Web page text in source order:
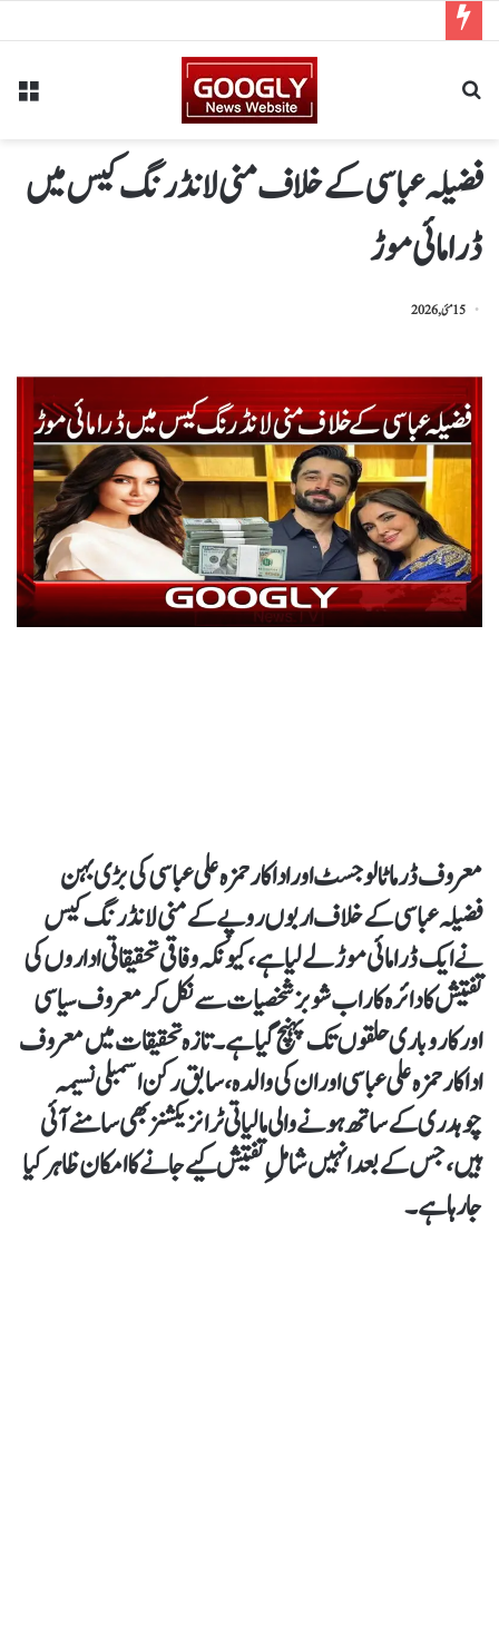
فضیلہ عباسی کے خلاف منی لانڈرنگ کیس میں
ڈرامائی موڑ
15 مئی, 2026
معروف ڈرماٹالوجسٹ اور اداکار حمزہ علی عباسی کی بڑی بہن
فضیلہ عباسی کے خلاف اربوں روپے کے منی لانڈرنگ کیس
نے ایک ڈرامائی موڑ لے لیا ہے، کیونکہ وفاقی تحقیقاتی اداروں کی
تفتیش کا دائرہ کار اب شوبز شخصیات سے نکل کر معروف سیاسی
اور کاروباری حلقوں تک پہنچ گیا ہے۔ تازہ تحقیقات میں معروف
اداکار حمزہ علی عباسی اور ان کی والدہ، سابق رکن اسمبلی نسیمہ
چوہدری کے ساتھ ہونے والی مالیاتی ٹرانزیکشنز بھی سامنے آئی
ہیں، جس کے بعد انہیں شاملِ تفتیش کیے جانے کا امکان ظاہر کیا
جا رہا ہے۔